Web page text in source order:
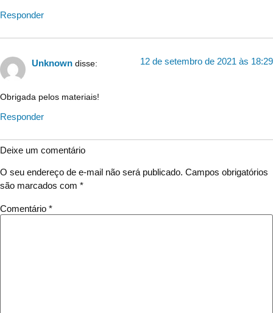
Responder
Unknown disse: 12 de setembro de 2021 às 18:29
Obrigada pelos materiais!
Responder
Deixe um comentário
O seu endereço de e-mail não será publicado. Campos obrigatórios
são marcados com *
Comentário *